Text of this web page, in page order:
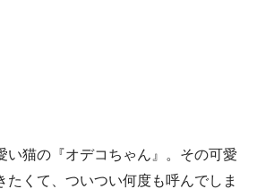
い猫の『オデコちゃん』。その可愛
たくて、ついつい何度も呼んでしま